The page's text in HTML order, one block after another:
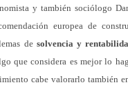
y también sociólogo
europea de
de solvencia y
que considera es mejor lo
cabe valorarlo también